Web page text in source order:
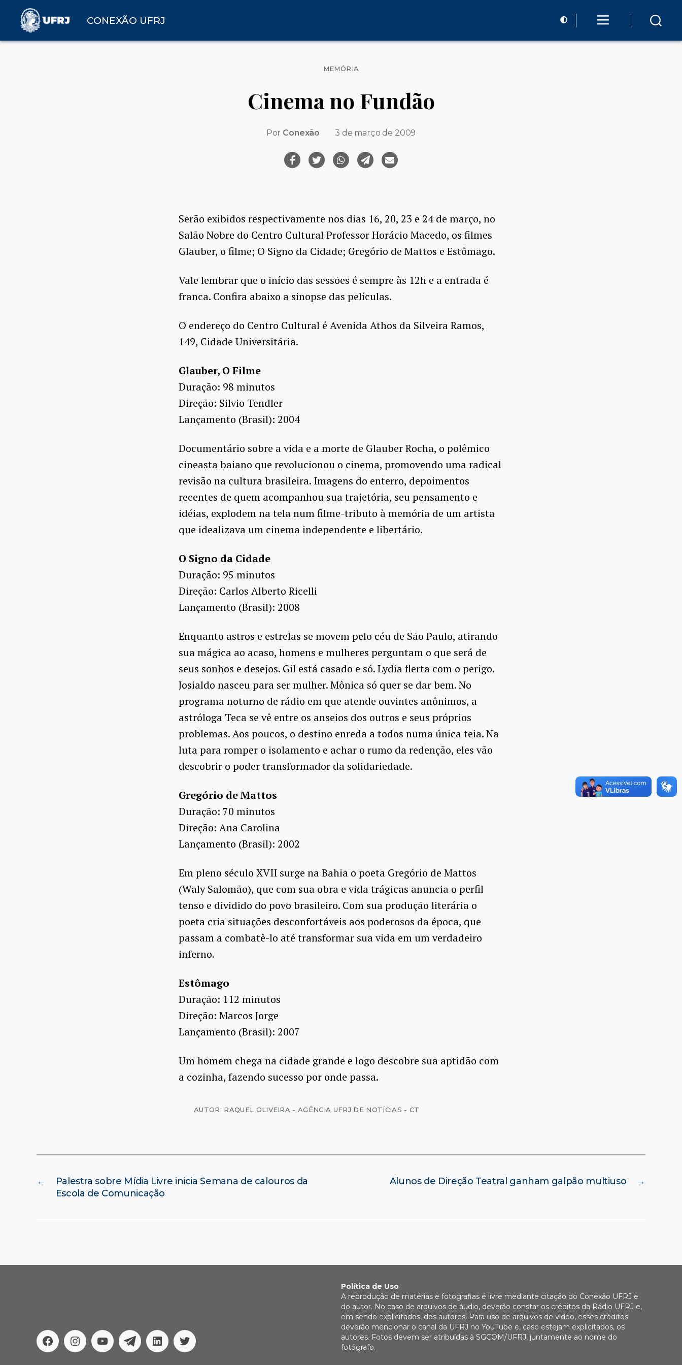
CONEXÃO UFRJ
Categorias
MEMÓRIA
Cinema no Fundão
Por Conexão 3 de março de 2009
Serão exibidos respectivamente nos dias 16, 20, 23 e 24 de março, no
Salão Nobre do Centro Cultural Professor Horácio Macedo, os filmes
Glauber, o filme; O Signo da Cidade; Gregório de Mattos e Estômago.
Vale lembrar que o início das sessões é sempre às 12h e a entrada é
franca. Confira abaixo a sinopse das películas.
O endereço do Centro Cultural é Avenida Athos da Silveira Ramos,
149, Cidade Universitária.
Glauber, O Filme
Duração: 98 minutos
Direção: Silvio Tendler
Lançamento (Brasil): 2004
Documentário sobre a vida e a morte de Glauber Rocha, o polêmico
cineasta baiano que revolucionou o cinema, promovendo uma radical
revisão na cultura brasileira. Imagens do enterro, depoimentos
recentes de quem acompanhou sua trajetória, seu pensamento e
idéias, explodem na tela num filme-tributo à memória de um artista
que idealizava um cinema independente e libertário.
O Signo da Cidade
Duração: 95 minutos
Direção: Carlos Alberto Ricelli
Lançamento (Brasil): 2008
Enquanto astros e estrelas se movem pelo céu de São Paulo, atirando
sua mágica ao acaso, homens e mulheres perguntam o que será de
seus sonhos e desejos. Gil está casado e só. Lydia flerta com o perigo.
Josialdo nasceu para ser mulher. Mônica só quer se dar bem. No
programa noturno de rádio em que atende ouvintes anônimos, a
astróloga Teca se vê entre os anseios dos outros e seus próprios
problemas. Aos poucos, o destino enreda a todos numa única teia. Na
luta para romper o isolamento e achar o rumo da redenção, eles vão
descobrir o poder transformador da solidariedade.
Gregório de Mattos
Duração: 70 minutos
Direção: Ana Carolina
Lançamento (Brasil): 2002
Em pleno século XVII surge na Bahia o poeta Gregório de Mattos
(Waly Salomão), que com sua obra e vida trágicas anuncia o perfil
tenso e dividido do povo brasileiro. Com sua produção literária o
poeta cria situações desconfortáveis aos poderosos da época, que
passam a combatê-lo até transformar sua vida em um verdadeiro
inferno.
Estômago
Duração: 112 minutos
Direção: Marcos Jorge
Lançamento (Brasil): 2007
Um homem chega na cidade grande e logo descobre sua aptidão com
a cozinha, fazendo sucesso por onde passa.
AUTOR: RAQUEL OLIVEIRA - AGÊNCIA UFRJ DE NOTÍCIAS - CT
←
Palestra sobre Mídia Livre inicia Semana de calouros da
Escola de Comunicação
→
Alunos de Direção Teatral ganham galpão multiuso
FacebookInstagram
YoutubeTelegramLinkedinTwitter
Política de Uso
A reprodução de matérias e fotografias é livre mediante citação do Conexão UFRJ e
do autor. No caso de arquivos de áudio, deverão constar os créditos da Rádio UFRJ e,
em sendo explicitados, dos autores. Para uso de arquivos de vídeo, esses créditos
deverão mencionar o canal da UFRJ no YouTube e, caso estejam explicitados, os
autores. Fotos devem ser atribuídas à SGCOM/UFRJ, juntamente ao nome do
fotógrafo.